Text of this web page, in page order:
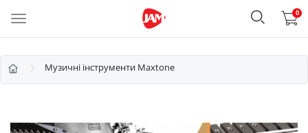
0
Музичні інструменти Maxtone